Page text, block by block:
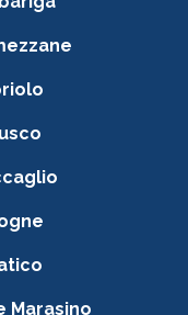
Marasino